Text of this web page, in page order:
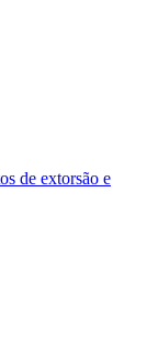
de extorsão e